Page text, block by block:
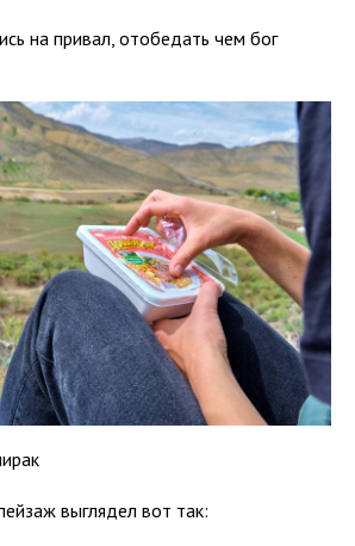
на привал, отобедать чем бог
выглядел вот так: